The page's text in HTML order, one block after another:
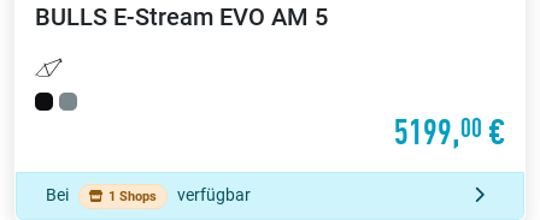
BULLS E-Stream EVO AM 5
5199,00 €
Bei 1 Shops verfügbar